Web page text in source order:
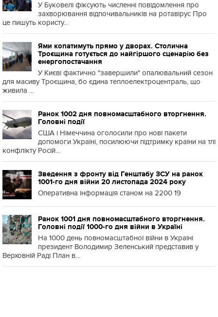
У Буковелі фіксують численні повідомлення про
захворювання відпочивальників на ротавірус Про
це пишуть користу...
Ями копатимуть прямо у дворах. Столична
Троєщина готується до найгіршого сценарію без
енергопостачання
У Києві фактично "завершили" опалювальний сезон
для масиву Троєщина, бо єдина теплоелектроцентраль, що
живила ...
Ранок 1002 дня повномасштабного вторгнення.
Головні події
США і Німеччина оголосили про нові пакети
допомоги Україні, посилюючи підтримку країни на тлі
конфлікту Росій...
Зведення з фронту від Генштабу ЗСУ на ранок
1001-го дня війни 20 листопада 2024 року
Оперативна інформація станом на 2200 19
Ранок 1001 дня повномасштабного вторгнення.
Головні події 1000-го дня війни в Україні
На 1000 день повномасштабної війни в Україні
президент Володимир Зеленський представив у
Верховній Раді План в...